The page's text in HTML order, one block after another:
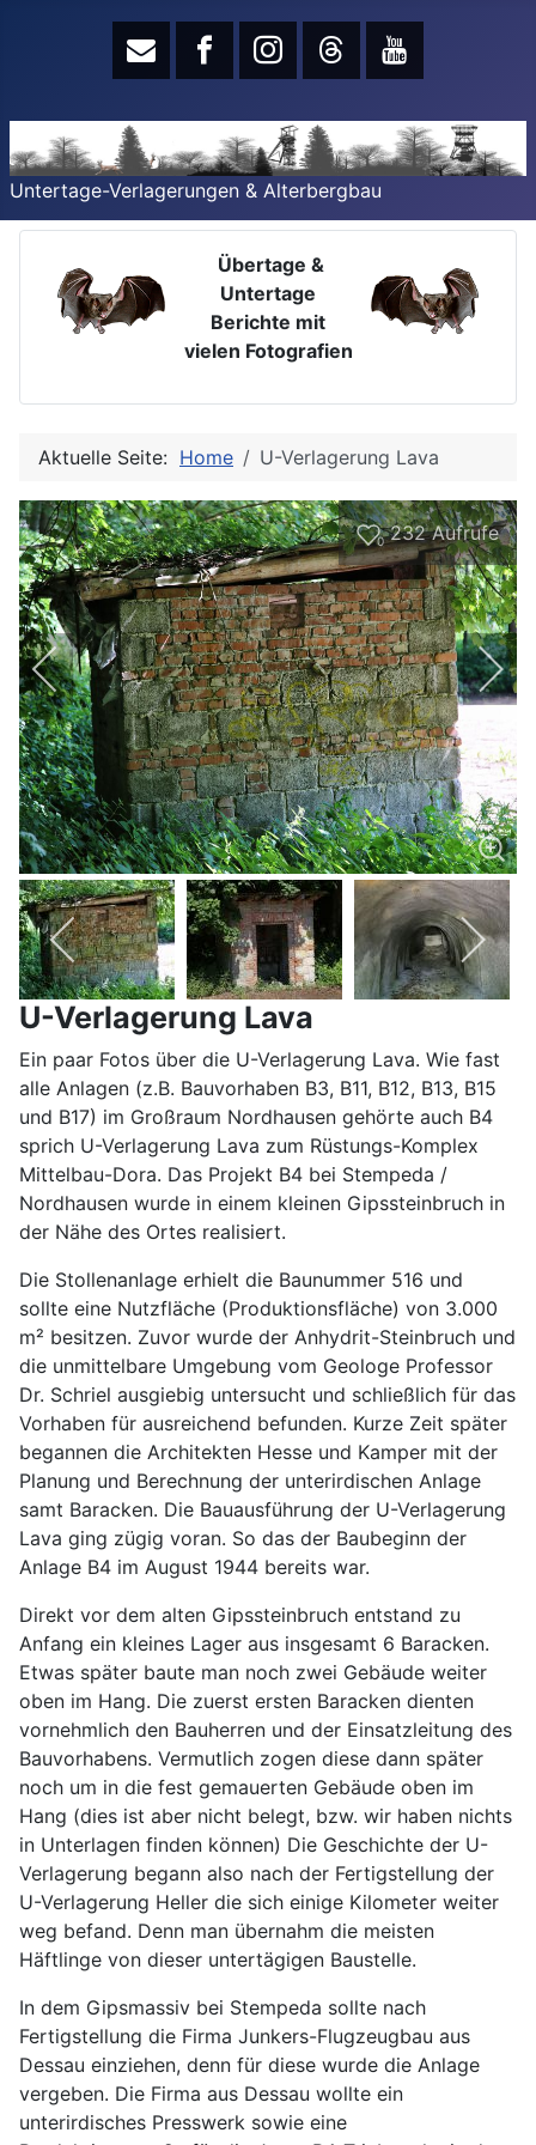
Untertage-Verlagerungen & Alterbergbau
Übertage &
Untertage
Berichte mit
vielen Fotografien
Aktuelle Seite: Home U-Verlagerung Lava
0 232Aufrufe
U-Verlagerung Lava
Ein paar Fotos über die U-Verlagerung Lava. Wie fast
alle Anlagen (z.B. Bauvorhaben B3, B11, B12, B13, B15
und B17) im Großraum Nordhausen gehörte auch B4
sprich U-Verlagerung Lava zum Rüstungs-Komplex
Mittelbau-Dora. Das Projekt B4 bei Stempeda /
Nordhausen wurde in einem kleinen Gipssteinbruch in
der Nähe des Ortes realisiert.
Die Stollenanlage erhielt die Baunummer 516 und
sollte eine Nutzfläche (Produktionsfläche) von 3.000
m² besitzen. Zuvor wurde der Anhydrit-Steinbruch und
die unmittelbare Umgebung vom Geologe Professor
Dr. Schriel ausgiebig untersucht und schließlich für das
Vorhaben für ausreichend befunden. Kurze Zeit später
begannen die Architekten Hesse und Kamper mit der
Planung und Berechnung der unterirdischen Anlage
samt Baracken. Die Bauausführung der U-Verlagerung
Lava ging zügig voran. So das der Baubeginn der
Anlage B4 im August 1944 bereits war.
Direkt vor dem alten Gipssteinbruch entstand zu
Anfang ein kleines Lager aus insgesamt 6 Baracken.
Etwas später baute man noch zwei Gebäude weiter
oben im Hang. Die zuerst ersten Baracken dienten
vornehmlich den Bauherren und der Einsatzleitung des
Bauvorhabens. Vermutlich zogen diese dann später
noch um in die fest gemauerten Gebäude oben im
Hang (dies ist aber nicht belegt, bzw. wir haben nichts
in Unterlagen finden können) Die Geschichte der U-
Verlagerung begann also nach der Fertigstellung der
U-Verlagerung Heller die sich einige Kilometer weiter
weg befand. Denn man übernahm die meisten
Häftlinge von dieser untertägigen Baustelle.
In dem Gipsmassiv bei Stempeda sollte nach
Fertigstellung die Firma Junkers-Flugzeugbau aus
Dessau einziehen, denn für diese wurde die Anlage
vergeben. Die Firma aus Dessau wollte ein
unterirdisches Presswerk sowie eine